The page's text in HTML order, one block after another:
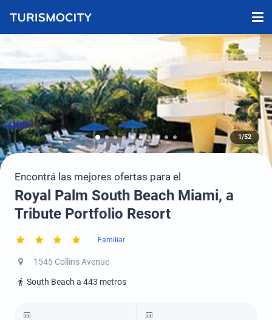
1/52
Encontrá las mejores ofertas para el
Royal Palm South Beach Miami, a
Tribute Portfolio Resort
Familiar
1545 Collins Avenue
South Beach a 443 metros